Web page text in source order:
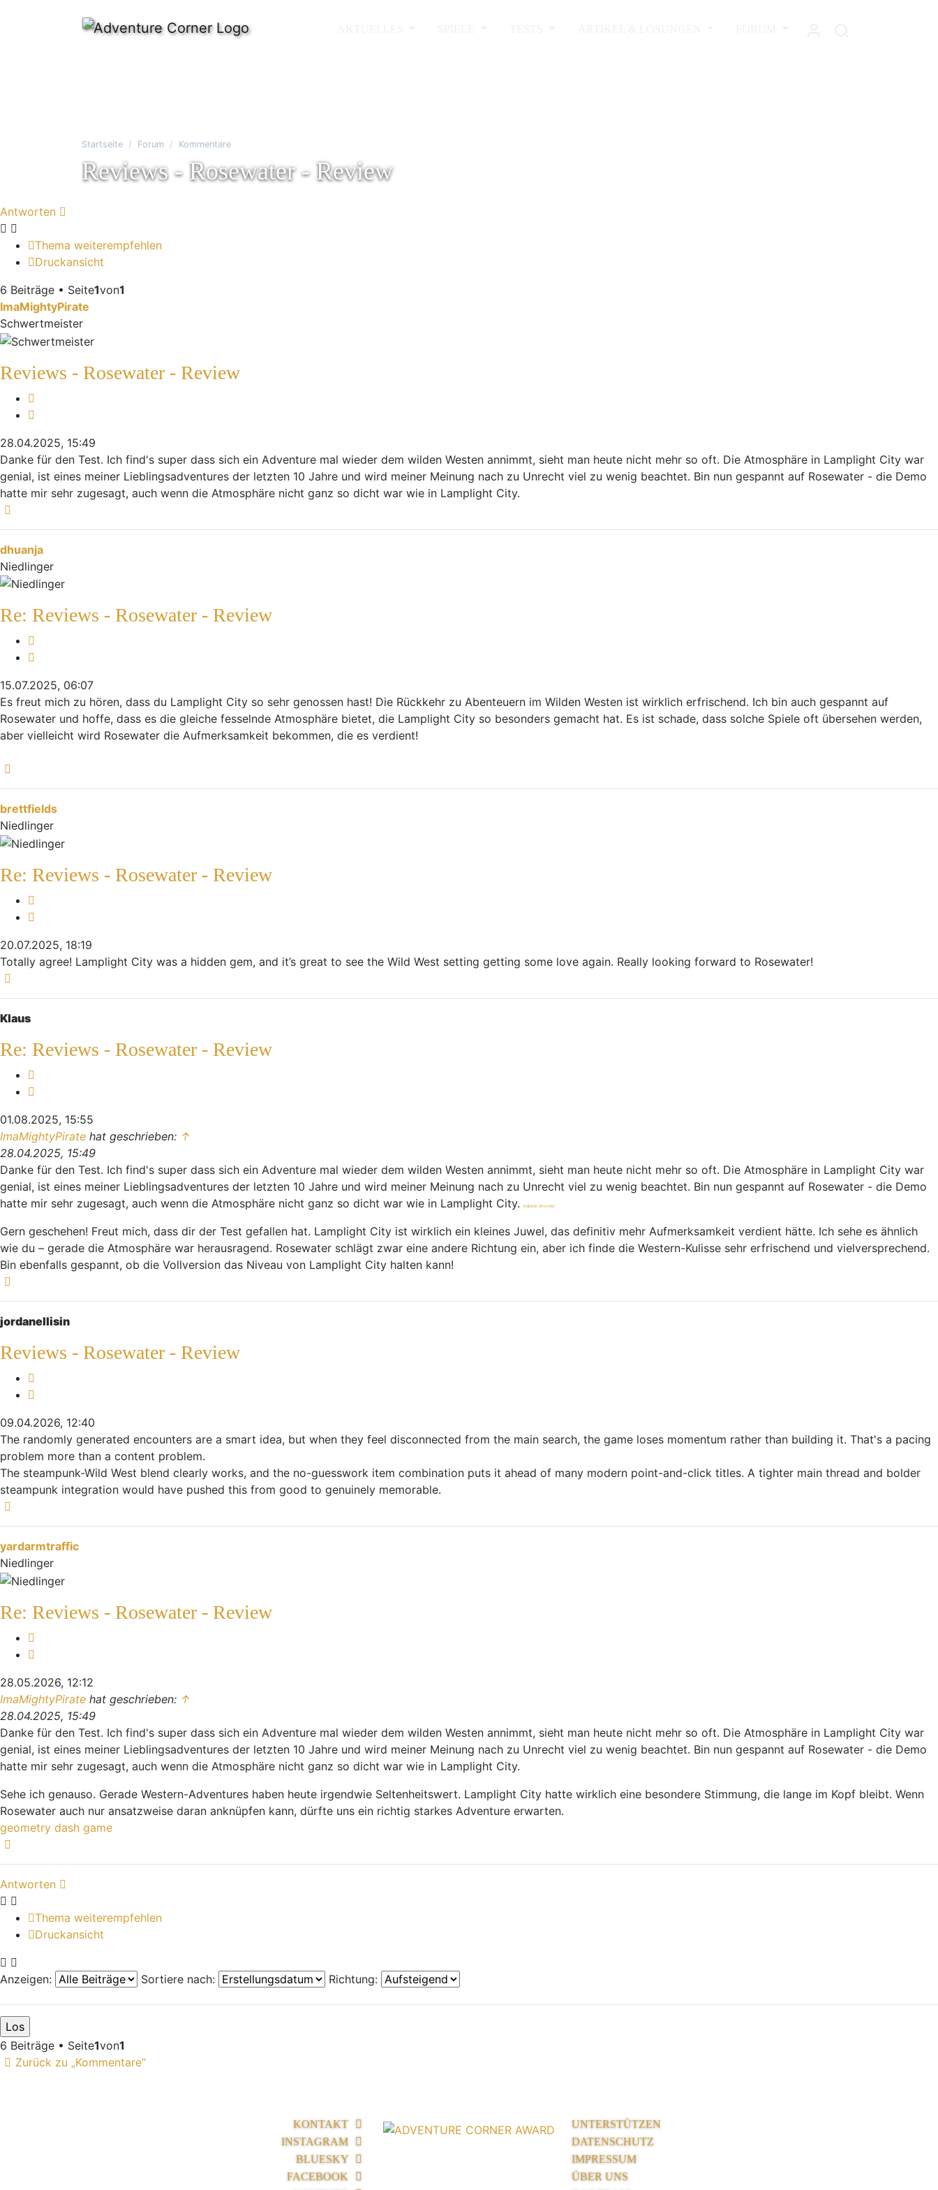
Startseite Forum Kommentare
Reviews - Rosewater - Review
Antworten
Thema weiterempfehlen
Druckansicht
6 Beiträge • Seite1von1
ImaMightyPirate
Schwertmeister
Reviews - Rosewater - Review
28.04.2025, 15:49
Danke für den Test. Ich find's super dass sich ein Adventure mal wieder dem wilden Westen annimmt, sieht man heute nicht mehr so oft. Die Atmosphäre in Lamplight City war
genial, ist eines meiner Lieblingsadventures der letzten 10 Jahre und wird meiner Meinung nach zu Unrecht viel zu wenig beachtet. Bin nun gespannt auf Rosewater - die Demo
hatte mir sehr zugesagt, auch wenn die Atmosphäre nicht ganz so dicht war wie in Lamplight City.
dhuanja
Niedlinger
Re: Reviews - Rosewater - Review
15.07.2025, 06:07
Es freut mich zu hören, dass du Lamplight City so sehr genossen hast! Die Rückkehr zu Abenteuern im Wilden Westen ist wirklich erfrischend. Ich bin auch gespannt auf
Rosewater und hoffe, dass es die gleiche fesselnde Atmosphäre bietet, die Lamplight City so besonders gemacht hat. Es ist schade, dass solche Spiele oft übersehen werden,
aber vielleicht wird Rosewater die Aufmerksamkeit bekommen, die es verdient!
brettfields
Niedlinger
Re: Reviews - Rosewater - Review
20.07.2025, 18:19
Totally agree! Lamplight City was a hidden gem, and it’s great to see the Wild West setting getting some love again. Really looking forward to Rosewater!
Klaus
Re: Reviews - Rosewater - Review
01.08.2025, 15:55
ImaMightyPirate hat geschrieben: ↑
28.04.2025, 15:49
Danke für den Test. Ich find's super dass sich ein Adventure mal wieder dem wilden Westen annimmt, sieht man heute nicht mehr so oft. Die Atmosphäre in Lamplight City war
genial, ist eines meiner Lieblingsadventures der letzten 10 Jahre und wird meiner Meinung nach zu Unrecht viel zu wenig beachtet. Bin nun gespannt auf Rosewater - die Demo
hatte mir sehr zugesagt, auch wenn die Atmosphäre nicht ganz so dicht war wie in Lamplight City.
bubble shooter
Gern geschehen! Freut mich, dass dir der Test gefallen hat. Lamplight City ist wirklich ein kleines Juwel, das definitiv mehr Aufmerksamkeit verdient hätte. Ich sehe es ähnlich
wie du – gerade die Atmosphäre war herausragend. Rosewater schlägt zwar eine andere Richtung ein, aber ich finde die Western-Kulisse sehr erfrischend und vielversprechend.
Bin ebenfalls gespannt, ob die Vollversion das Niveau von Lamplight City halten kann!
jordanellisin
Reviews - Rosewater - Review
09.04.2026, 12:40
The randomly generated encounters are a smart idea, but when they feel disconnected from the main search, the game loses momentum rather than building it. That's a pacing
problem more than a content problem.
The steampunk-Wild West blend clearly works, and the no-guesswork item combination puts it ahead of many modern point-and-click titles. A tighter main thread and bolder
steampunk integration would have pushed this from good to genuinely memorable.
yardarmtraffic
Niedlinger
Re: Reviews - Rosewater - Review
28.05.2026, 12:12
ImaMightyPirate hat geschrieben: ↑
28.04.2025, 15:49
Danke für den Test. Ich find's super dass sich ein Adventure mal wieder dem wilden Westen annimmt, sieht man heute nicht mehr so oft. Die Atmosphäre in Lamplight City war
genial, ist eines meiner Lieblingsadventures der letzten 10 Jahre und wird meiner Meinung nach zu Unrecht viel zu wenig beachtet. Bin nun gespannt auf Rosewater - die Demo
hatte mir sehr zugesagt, auch wenn die Atmosphäre nicht ganz so dicht war wie in Lamplight City.
Sehe ich genauso. Gerade Western-Adventures haben heute irgendwie Seltenheitswert. Lamplight City hatte wirklich eine besondere Stimmung, die lange im Kopf bleibt. Wenn
Rosewater auch nur ansatzweise daran anknüpfen kann, dürfte uns ein richtig starkes Adventure erwarten.
geometry dash game
Antworten
Thema weiterempfehlen
Druckansicht
Anzeigen: Sortiere nach: Richtung:
6 Beiträge • Seite1von1
Zurück zu „Kommentare“
KONTAKT
INSTAGRAM
BLUESKY
FACEBOOK
UNTERSTÜTZEN
DATENSCHUTZ
IMPRESSUM
ÜBER UNS